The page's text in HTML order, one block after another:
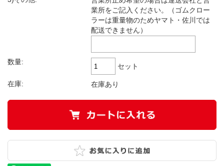
業所をご記入ください。（ゴムクロー
ラーは重量物のためヤマト・佐川では
配送できません）
数量:
セット
在庫: 在庫あり